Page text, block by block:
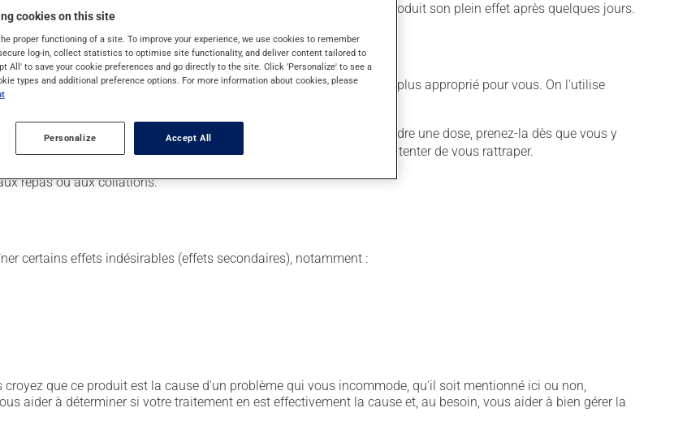
Habituellement, on l'utilise pour combattre les infections. Il produit son plein effet après quelques jours.
que votre pharmacien vous ait indiqué un horaire différent qui est plus approprié pour vous. On l'utilise
les bénéfices possibles, assurez-vous de le compléter.
pas plus, ni plus souvent qu'indiqué. Si vous oubliez de prendre une dose, prenez-la dès que vous y
tomber la dose oubliée. Ne doublez pas la dose suivante pour tenter de vous rattraper.
repas ou aux collations.
certains effets indésirables (effets secondaires), notamment :
que ce produit est la cause d'un problème qui vous incommode, qu'il soit mentionné ici ou non,
aider à déterminer si votre traitement en est effectivement la cause et, au besoin, vous aider à bien gérer la
cookies on this site
proper functioning of a site. To improve your experience, we use cookies to remember
log-in, collect statistics to optimise site functionality, and deliver content tailored to
All' to save your cookie preferences and go directly to the site. Click 'Personalize' to see a
types and additional preference options. For more information about cookies, please
Personalize Accept All